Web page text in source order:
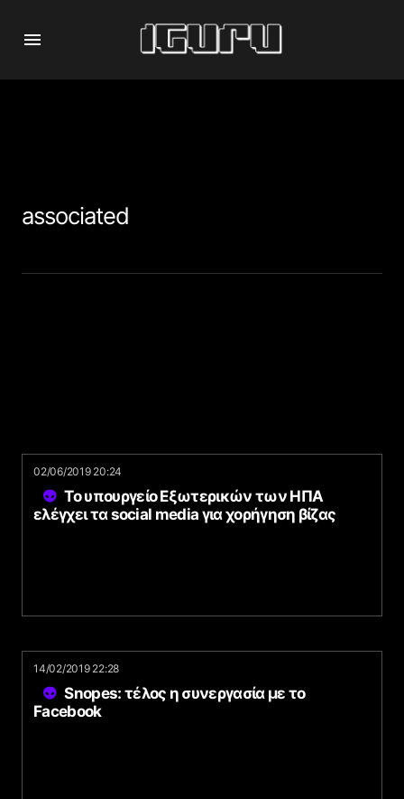
associated
02/06/2019 20:24
Το υπουργείο Εξωτερικών των ΗΠΑ
ελέγχει τα social media για χορήγηση βίζας
14/02/2019 22:28
Snopes: τέλος η συνεργασία με το
Facebook